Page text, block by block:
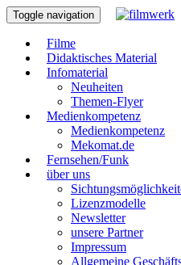
Toggle navigation
Filme
Didaktisches Material
Infomaterial
Neuheiten
Themen-Flyer
Medienkompetenz
Medienkompetenz
Mekomat.de
Fernsehen/Funk
über uns
Lizenzmodelle
Newsletter
unsere Partner
Impressum
Allgemeine